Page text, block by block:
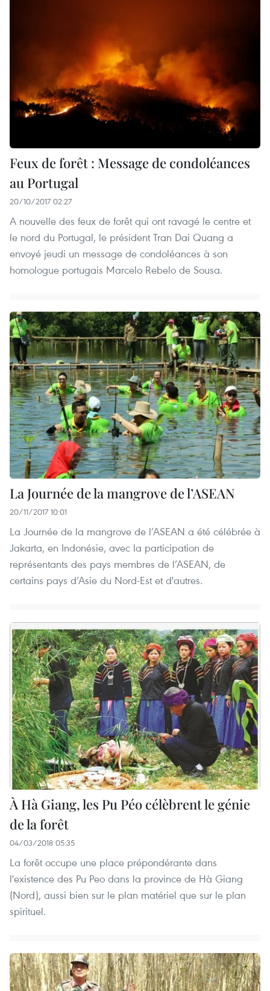
Feux de forêt : Message de condoléances
au Portugal
20/10/2017 02:27
A nouvelle des feux de forêt qui ont ravagé le centre et
le nord du Portugal, le président Tran Dai Quang a
envoyé jeudi un message de condoléances à son
homologue portugais Marcelo Rebelo de Sousa.
La Journée de la mangrove de l’ASEAN
20/11/2017 10:01
La Journée de la mangrove de l’ASEAN a été célébrée à
Jakarta, en Indonésie, avec la participation de
représentants des pays membres de l’ASEAN, de
certains pays d’Asie du Nord-Est et d'autres.
À Hà Giang, les Pu Péo célèbrent le génie
de la forêt
04/03/2018 05:35
La forêt occupe une place prépondérante dans
l'existence des Pu Peo dans la province de Hà Giang
(Nord), aussi bien sur le plan matériel que sur le plan
spirituel.